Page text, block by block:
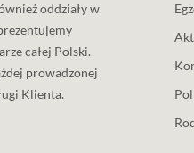
oddziały w
całej Polski.
prowadzonej
Klienta.